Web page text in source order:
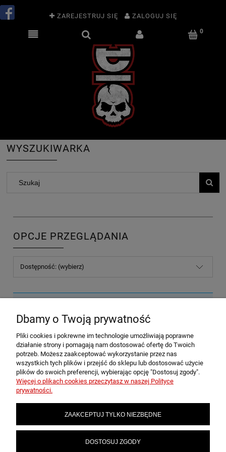
ZAREJESTRUJ SIĘ ZALOGUJ SIĘ
WYSZUKIWARKA
OPCJE PRZEGLĄDANIA
Dostępność: (wybierz)
POMOC
MOJE KONTO
INFORMACJE
Dbamy o Twoją prywatność
Pliki cookies i pokrewne im technologie umożliwiają poprawne
działanie strony i pomagają nam dostosować ofertę do Twoich
potrzeb. Możesz zaakceptować wykorzystanie przez nas
wszystkich tych plików i przejść do sklepu lub dostosować użycie
plików do swoich preferencji, wybierając opcję "Dostosuj zgody".
Więcej o plikach cookies przeczytasz w naszej Polityce
prywatności.
ZAAKCEPTUJ TYLKO NIEZBĘDNE
DOSTOSUJ ZGODY